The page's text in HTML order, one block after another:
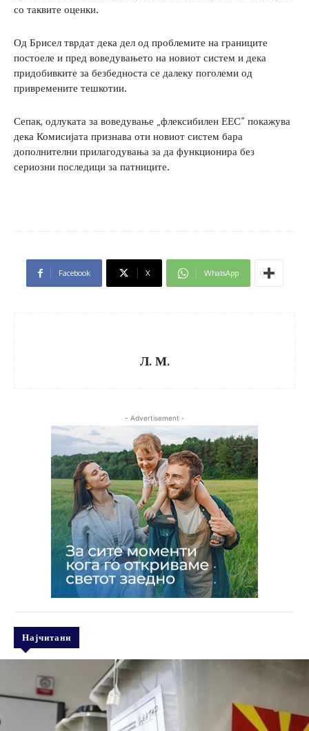
со таквите оценки.
Од Брисел тврдат дека дел од проблемите на границите
постоеле и пред воведувањето на новиот систем и дека
придобивките за безбедноста се далеку поголеми од
привремените тешкотии.
Сепак, одлуката за воведување „флексибилен ЕЕС“ покажува
дека Комисијата признава оти новиот систем бара
дополнителни прилагодувања за да функционира без
сериозни последици за патниците.
Facebook X WhatsApp
Л. М.
- Advertisement -
Најчитани